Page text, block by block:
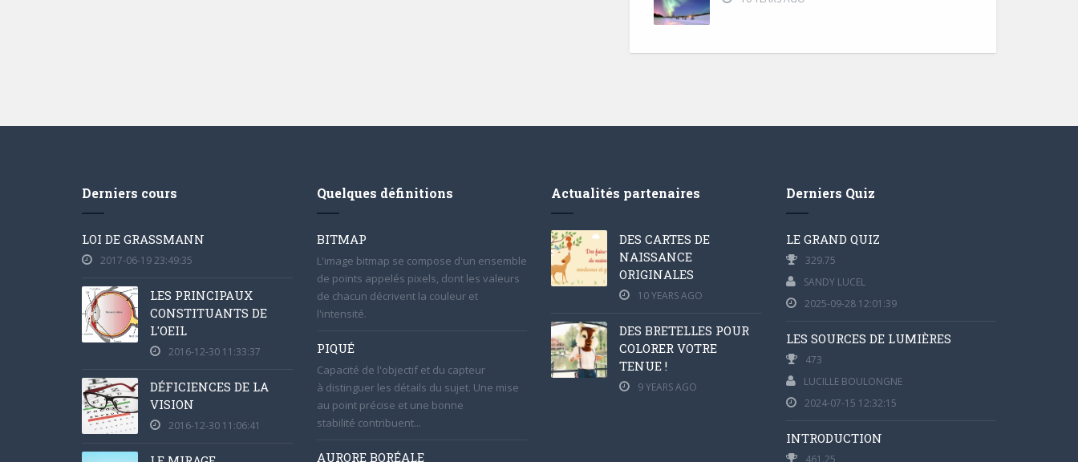
Derniers cours
LOI DE GRASSMANN
2017-06-19 23:49:35
LES PRINCIPAUX
CONSTITUANTS DE
L'OEIL
2016-12-30 11:33:37
DÉFICIENCES DE LA
VISION
2016-12-30 11:06:41
Quelques définitions
BITMAP
L'image bitmap se compose d'un ensemble
de points appelés pixels, dont les valeurs
de chacun décrivent la couleur et
l'intensité.
PIQUÉ
Capacité de l'objectif et du capteur
à distinguer les détails du sujet. Une mise
au point précise et une bonne
stabilité contribuent...
AURORE BORÉALE
Actualités partenaires
DES CARTES DE
NAISSANCE
ORIGINALES
10 YEARS AGO
DES BRETELLES POUR
COLORER VOTRE
TENUE !
9 YEARS AGO
Derniers Quiz
LE GRAND QUIZ
329.75
SANDY LUCEL
2025-09-28 12:01:39
LES SOURCES DE LUMIÈRES
473
LUCILLE BOULONGNE
2024-07-15 12:32:15
INTRODUCTION
461.25